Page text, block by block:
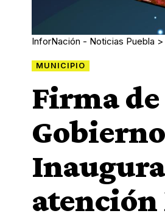
InforNación - Noticias Puebla >
MUNICIPIO
Firma